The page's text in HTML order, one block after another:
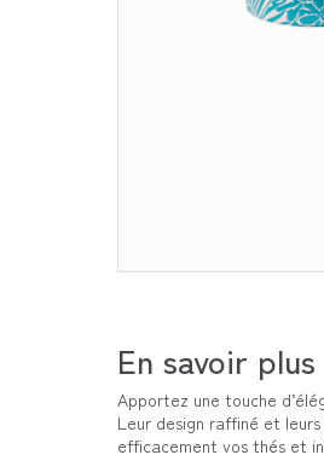
En savoir plus
Apportez une touche
Leur design raffiné et
efficacement vos thés et